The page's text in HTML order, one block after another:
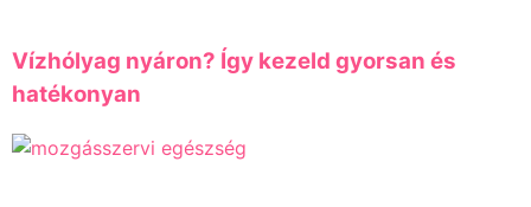
Vízhólyag nyáron? Így kezeld gyorsan és
hatékonyan